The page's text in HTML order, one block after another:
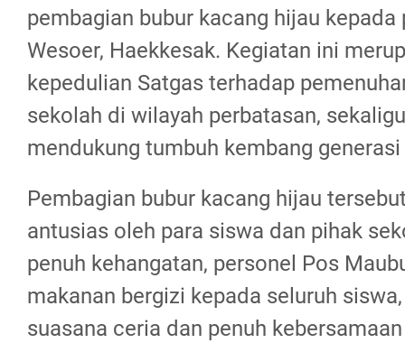
pembagian bubur kacang hijau kepada
Wesoer, Haekkesak. Kegiatan ini
kepedulian Satgas terhadap
sekolah di wilayah perbatasan,
mendukung tumbuh kembang
Pembagian bubur kacang hijau
antusias oleh para siswa dan pihak
penuh kehangatan, personel Pos
makanan bergizi kepada seluruh
suasana ceria dan penuh